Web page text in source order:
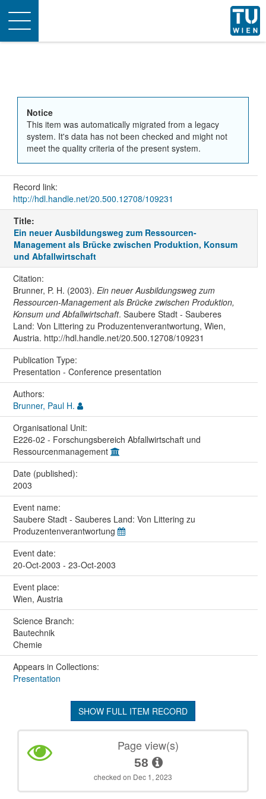
Toggle
navigation
Notice
This item was automatically migrated from a legacy
system. It's data has not been checked and might not
meet the quality criteria of the present system.
Record link:
http://hdl.handle.net/20.500.12708/109231
Title:
Ein neuer Ausbildungsweg zum Ressourcen-
Management als Brücke zwischen Produktion, Konsum
und Abfallwirtschaft
Citation:
Brunner, P. H. (2003). Ein neuer Ausbildungsweg zum
Ressourcen-Management als Brücke zwischen Produktion,
Konsum und Abfallwirtschaft. Saubere Stadt - Sauberes
Land: Von Littering zu Produzentenverantwortung, Wien,
Austria. http://hdl.handle.net/20.500.12708/109231
Publication Type:
Presentation - Conference presentation
Authors:
Brunner, Paul H.
Organisational Unit:
E226-02 - Forschungsbereich Abfallwirtschaft und
Ressourcenmanagement
Date (published):
2003
Event name:
Saubere Stadt - Sauberes Land: Von Littering zu
Produzentenverantwortung
Event date:
20-Oct-2003 - 23-Oct-2003
Event place:
Wien, Austria
Science Branch:
Bautechnik
Chemie
Appears in Collections:
Presentation
SHOW FULL ITEM RECORD
Page view(s)
58
checked on Dec 1, 2023